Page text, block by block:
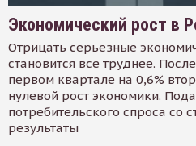
Экономический рост в
Отрицать серьезные
становится все труднее.
первом квартале на 0,6%
нулевой рост экономики.
потребительского спроса со
результаты